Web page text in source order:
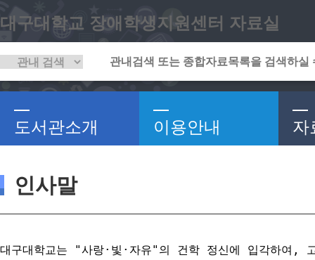
대구대학교 장애학생지원센터 자료실
도서관소개 이용안내 자
인사말
대구대학교는 "사랑·빛·자유"의 건학 정신에 입각하여,